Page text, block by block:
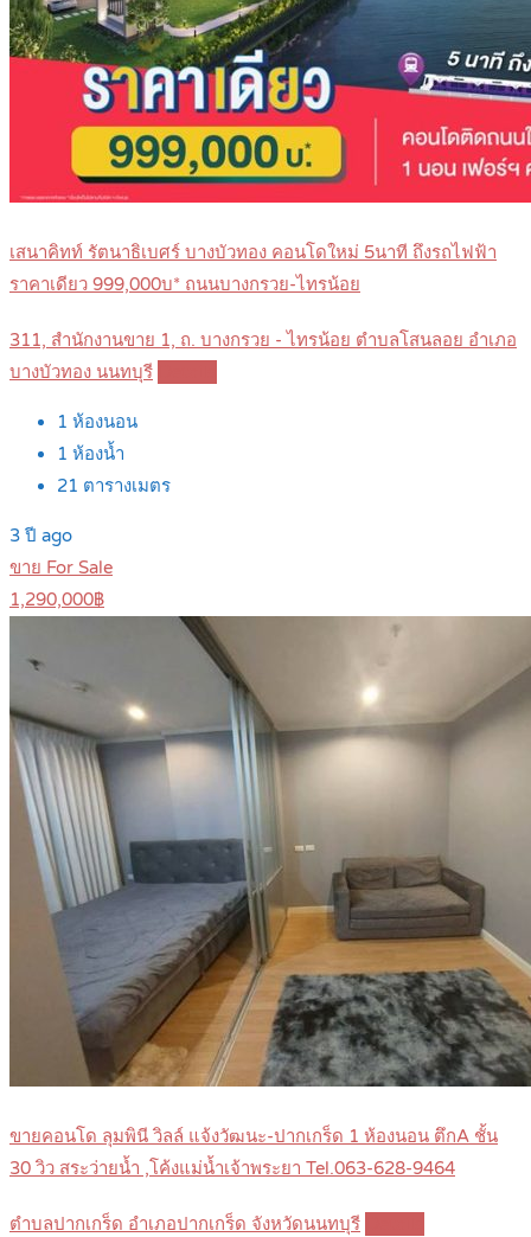
เสนาคิทท์ รัตนาธิเบศร์ บางบัวทอง คอนโดใหม่ 5นาที ถึงรถไฟฟ้า
ราคาเดียว 999,000บ* ถนนบางกรวย-ไทรน้อย
311, สำนักงานขาย 1, ถ. บางกรวย - ไทรน้อย ตำบลโสนลอย อำเภอ
บางบัวทอง นนทบุรี
1 ห้องนอน
1 ห้องน้ำ
21 ตารางเมตร
3 ปี ago
ขาย For Sale
1,290,000฿
ขายคอนโด ลุมพินี วิลล์ แจ้งวัฒนะ-ปากเกร็ด 1 ห้องนอน ตึกA ชั้น
30 วิว สระว่ายน้ำ ,โค้งแม่น้ำเจ้าพระยา Tel.063-628-9464
ตำบลปากเกร็ด อำเภอปากเกร็ด จังหวัดนนทบุรี